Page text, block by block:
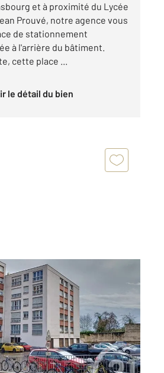
et à proximité du Lycée
Prouvé, notre agence vous
de stationnement
à l'arrière du bâtiment.
cette place ...
le détail du bien